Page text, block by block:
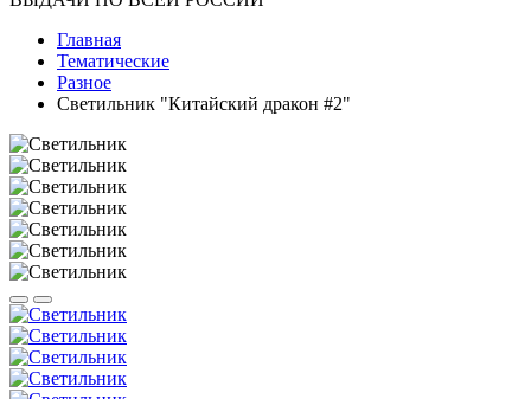
Главная
Тематические
Разное
Светильник "Китайский дракон #2"